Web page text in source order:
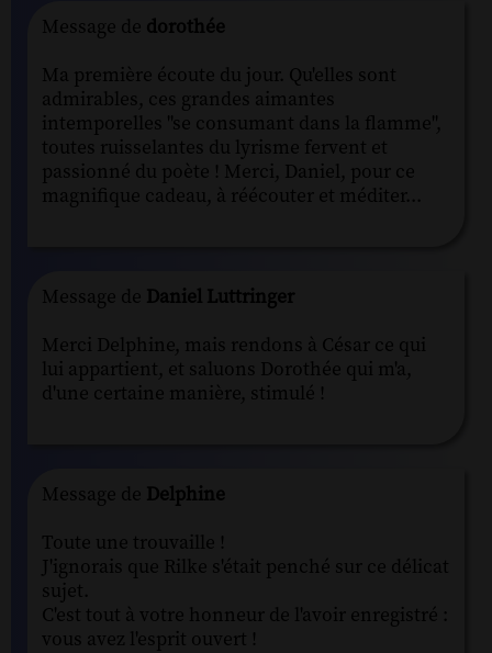
Message de dorothée
Ma première écoute du jour. Qu'elles sont
admirables, ces grandes aimantes
intemporelles "se consumant dans la flamme",
toutes ruisselantes du lyrisme fervent et
passionné du poète ! Merci, Daniel, pour ce
magnifique cadeau, à réécouter et méditer...
Message de Daniel Luttringer
Merci Delphine, mais rendons à César ce qui
lui appartient, et saluons Dorothée qui m'a,
d'une certaine manière, stimulé !
Message de Delphine
Toute une trouvaille !
J'ignorais que Rilke s'était penché sur ce délicat
sujet.
C'est tout à votre honneur de l'avoir enregistré :
vous avez l'esprit ouvert !